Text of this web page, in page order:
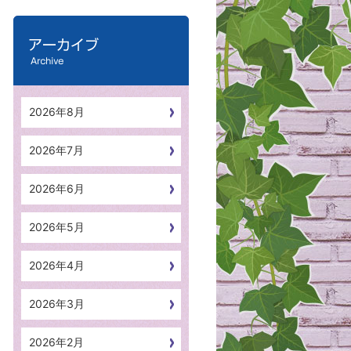
2026年8月
2026年7月
2026年6月
2026年5月
2026年4月
2026年3月
2026年2月